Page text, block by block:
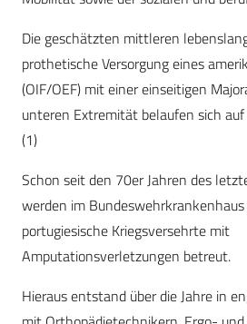
Die geschätzten mittleren
prothetische Versorgung eines
(OIF/OEF) mit einer einseitigen
unteren Extremität belaufen sich
(1)
Schon seit den 70er Jahren des
werden im
portugiesische Kriegsversehrte mit
Amputationsverletzungen betreut.
Hieraus entstand über die Jahre in